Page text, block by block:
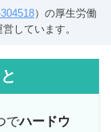
）の厚生労働
しています。
でハードウ